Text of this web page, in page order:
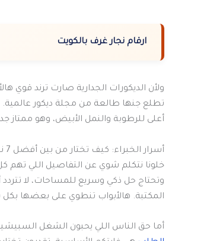
ارقام نجار غرف بالكويت
ولأن الديكورات الجدارية صارت ترند قوي
أعلى للرطوبة والنمل الأبيض، وهو ممتاز
أسرار الخبراء: كيف تختار من بين أفضل 7 نجارين خشب بالكويت لتصميم مكتبات منزلية؟
خلونا نتكلم شوي عن التفاصيل اللي تهم
وتحتاج حل ذكي وسريع للمساحات، لا تتردد
المكتبة. هالأبواب تنطوي على بعضها
أما حق الناس اللي يحبون الشغل